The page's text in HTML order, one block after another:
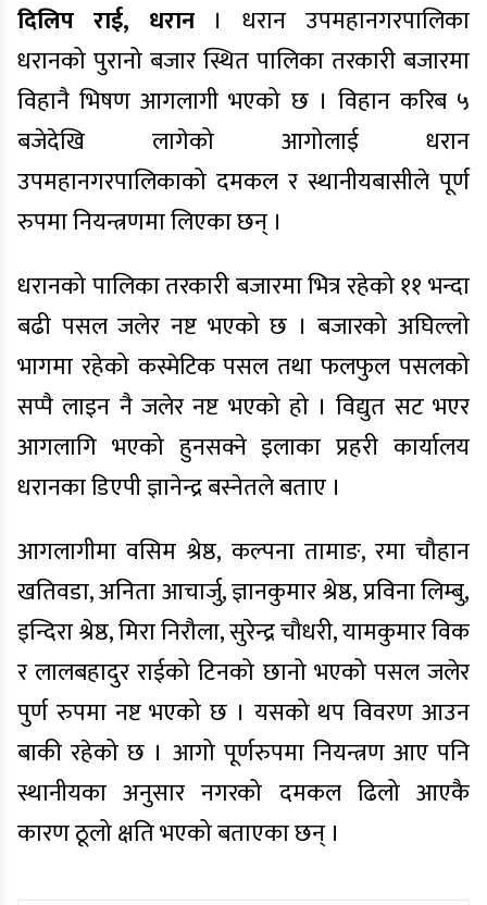
दिलिप राई, धरान। धरान उपमहानगरपालिका
धरानको पुरानो बजार स्थित पालिका तरकारी बजारमा
विहानै भिषण आगलागी भएको छ । विहान करिब ५
बजेदेखि लागेको आगोलाई धरान
उपमहानगरपालिकाको दमकल र स्थानीयबासीले पूर्ण
रुपमा नियन्त्रणमा लिएका छन् ।
धरानको पालिका तरकारी बजारमा भित्र रहेको ११ भन्दा
बढी पसल जलेर नष्ट भएको छ । बजारको अघिल्लो
भागमा रहेको कस्मेटिक पसल तथा फलफुल पसलको
सप्पै लाइन नै जलेर नष्ट भएको हो । विद्युत सट भएर
आगलागि भएको हुनसक्ने इलाका प्रहरी कार्यालय
धरानका डिएपी ज्ञानेन्द्र बस्नेतले बताए ।
आगलागीमा वसिम श्रेष्ठ, कल्पना तामाङ, रमा चौहान
खतिवडा, अनिता आचार्जु, ज्ञानकुमार श्रेष्ठ, प्रविना लिम्बु,
इन्दिरा श्रेष्ठ, मिरा निरौला, सुरेन्द्र चौधरी, यामकुमार विक
र लालबहादुर राईको टिनको छानो भएको पसल जलेर
पुर्ण रुपमा नष्ट भएको छ । यसको थप विवरण आउन
बाकी रहेको छ । आगो पूर्णरुपमा नियन्त्रण आए पनि
स्थानीयका अनुसार नगरको दमकल ढिलो आएकै
कारण ठूलो क्षति भएको बताएका छन् ।